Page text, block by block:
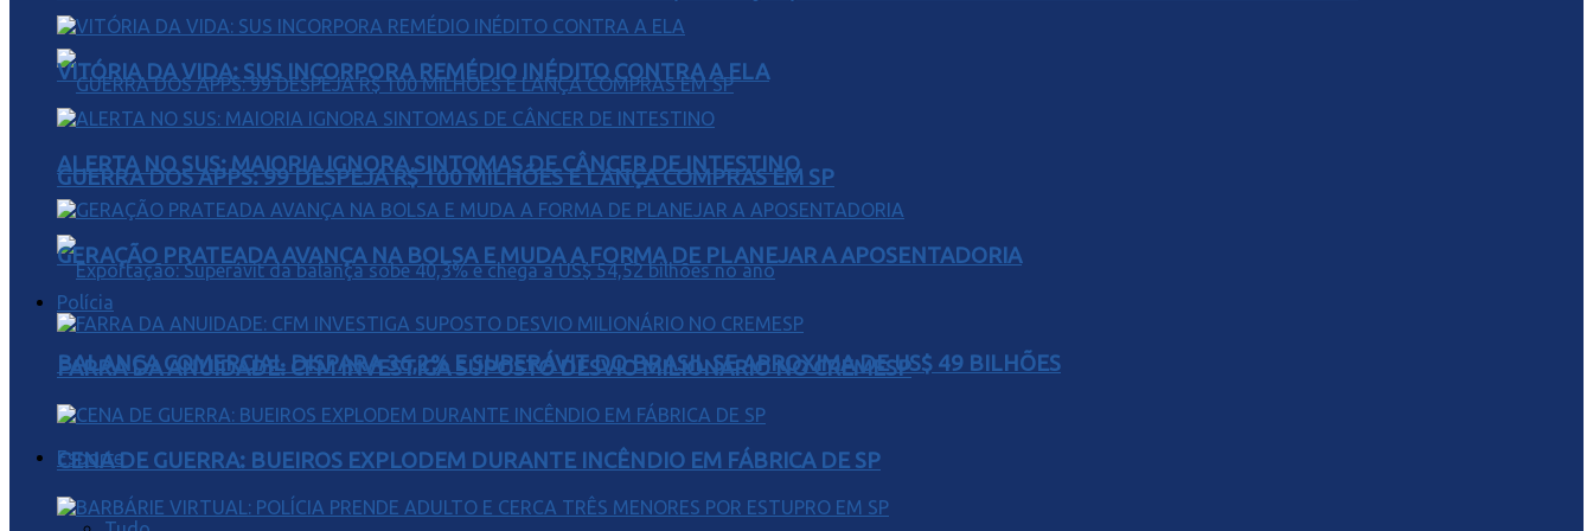
GUERRA DOS APPS: 99 DESPEJA R$ 100 MILHÕES E LANÇA COMPRAS EM SP
BALANÇA COMERCIAL DISPARA 36,2% E SUPERÁVIT DO BRASIL SE APROXIMA DE US$ 49 BILHÕES
Esporte
VITÓRIA DA VIDA: SUS INCORPORA REMÉDIO INÉDITO CONTRA A ELA
ALERTA NO SUS: MAIORIA IGNORA SINTOMAS DE CÂNCER DE INTESTINO
GERAÇÃO PRATEADA AVANÇA NA BOLSA E MUDA A FORMA DE PLANEJAR A APOSENTADORIA
Polícia
FARRA DA ANUIDADE: CFM INVESTIGA SUPOSTO DESVIO MILIONÁRIO NO CREMESP
CENA DE GUERRA: BUEIROS EXPLODEM DURANTE INCÊNDIO EM FÁBRICA DE SP